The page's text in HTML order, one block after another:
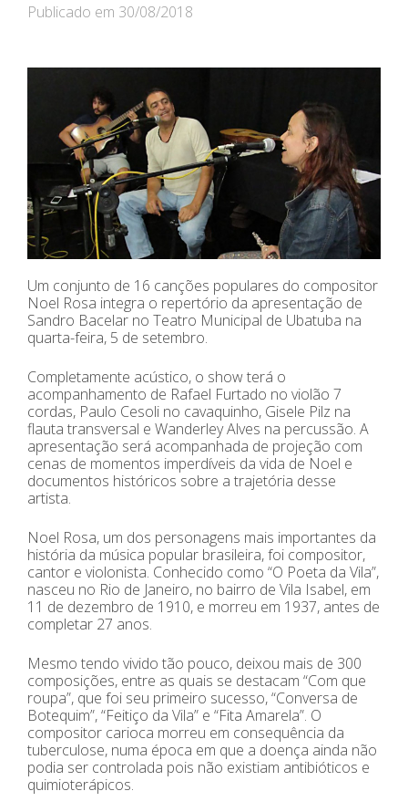
Publicado em 30/08/2018
Um conjunto de 16 canções populares do compositor
Noel Rosa integra o repertório da apresentação de
Sandro Bacelar no Teatro Municipal de Ubatuba na
quarta-feira, 5 de setembro.
Completamente acústico, o show terá o
acompanhamento de Rafael Furtado no violão 7
cordas, Paulo Cesoli no cavaquinho, Gisele Pilz na
flauta transversal e Wanderley Alves na percussão. A
apresentação será acompanhada de projeção com
cenas de momentos imperdíveis da vida de Noel e
documentos históricos sobre a trajetória desse
artista.
Noel Rosa, um dos personagens mais importantes da
história da música popular brasileira, foi compositor,
cantor e violonista. Conhecido como “O Poeta da Vila”,
nasceu no Rio de Janeiro, no bairro de Vila Isabel, em
11 de dezembro de 1910, e morreu em 1937, antes de
completar 27 anos.
Mesmo tendo vivido tão pouco, deixou mais de 300
composições, entre as quais se destacam “Com que
roupa”, que foi seu primeiro sucesso, “Conversa de
Botequim”, “Feitiço da Vila” e “Fita Amarela”. O
compositor carioca morreu em consequência da
tuberculose, numa época em que a doença ainda não
podia ser controlada pois não existiam antibióticos e
quimioterápicos.